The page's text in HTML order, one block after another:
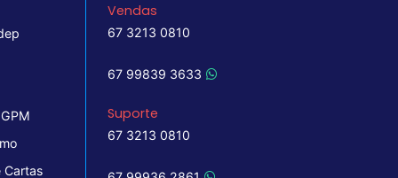
Cartas
Vendas
67 3213 0810
67 99839 3633
Suporte
67 3213 0810